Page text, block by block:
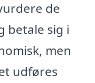
de
betale sig i
men
udføres